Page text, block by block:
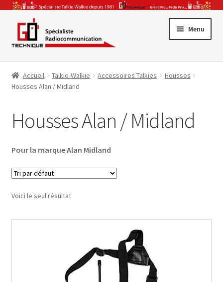
Aller
la
Aller
contenu
Menu
Gamme Pro
Accessoires & Antennes
Par Secteur Activité
Accueil Talkie-Walkie Accessoires Talkies
Housses
Housses Alan / Midland
Housses Alan / Midland
Pour la marque Alan Midland
Voici le seul résultat